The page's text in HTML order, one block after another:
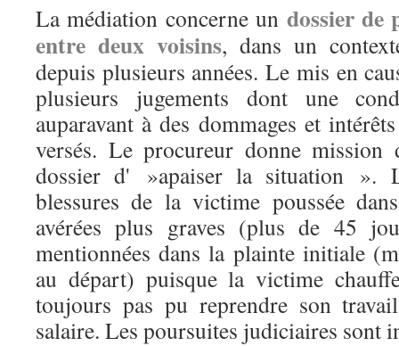
La médiation concerne un dossier de
entre deux voisins, dans un
depuis plusieurs années. Le mis en
plusieurs jugements dont une
auparavant à des dommages et
versés. Le procureur donne mission
dossier d' »apaiser la situation ».
blessures de la victime poussée
avérées plus graves (plus de 45
mentionnées dans la plainte initiale
au départ) puisque la victime
toujours pas pu reprendre son
salaire. Les poursuites judiciaires sont